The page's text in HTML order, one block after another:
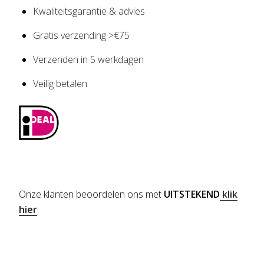
Kwaliteitsgarantie & advies
Gratis verzending >€75
Verzenden in 5 werkdagen
Veilig betalen
Onze klanten beoordelen ons met UITSTEKEND klik
hier